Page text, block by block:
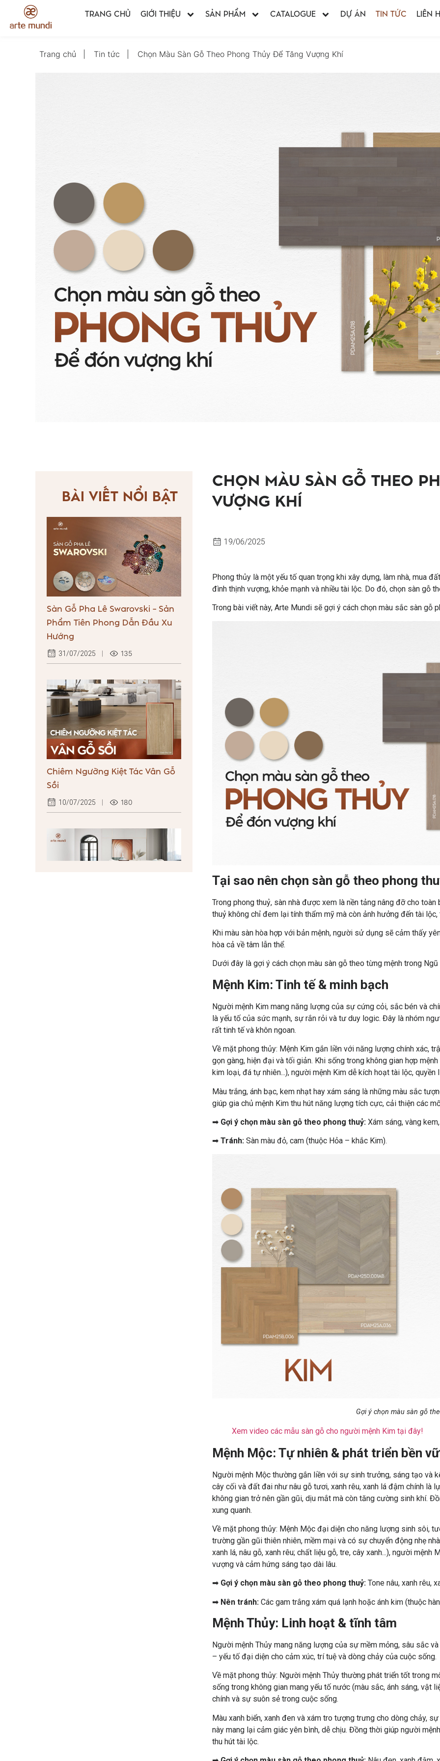
TRANG CHỦ GIỚI THIỆU SẢN PHẨM CATALOGUE DỰ ÁN TIN TỨC LIÊN
Trang chủ Tin tức Chọn Màu Sàn Gỗ Theo Phong Thủy Để Tăng Vượng Khí
BÀI VIẾT NỔI BẬT
Sàn Gỗ Pha Lê Swarovski – Sản
Phẩm Tiên Phong Dẫn Đầu Xu
Hướng
31/07/2025 135
Chiêm Ngưỡng Kiệt Tác Vân Gỗ
Sồi
10/07/2025 180
CHỌN MÀU SÀN GỖ THEO
VƯỢNG KHÍ
19/06/2025
Phong thủy là một yếu tố quan trọng khi xây dựng, làm nhà, mua
đình thịnh vượng, khỏe mạnh và nhiều tài lộc. Do đó, chọn sàn gỗ
Trong bài viết này, Arte Mundi sẽ gợi ý cách chọn màu sắc sàn gỗ
Tại sao nên chọn sàn gỗ theo phong
Trong phong thuỷ, sàn nhà được xem là nền tảng nâng đỡ cho
thuỷ không chỉ đem lại tính thẩm mỹ mà còn ảnh hưởng đến tài
Khi màu sàn hòa hợp với bản mệnh, người sử dụng sẽ cảm thấy
hòa cả về tâm lẫn thể.
Dưới đây là gợi ý cách chọn màu sàn gỗ theo từng mệnh trong Ngũ
Mệnh Kim: Tinh tế & minh bạch
Người mệnh Kim mang năng lượng của sự cứng cỏi, sắc bén và
là yếu tố của sức mạnh, sự rắn rỏi và tư duy logic. Đây là nhóm
rất tinh tế và khôn ngoan.
Về mặt phong thủy: Mệnh Kim gắn liền với năng lượng chính xác,
gọn gàng, hiện đại và tối giản. Khi sống trong không gian hợp
kim loại, đá tự nhiên...), người mệnh Kim dễ kích hoạt tài lộc,
Màu trắng, ánh bạc, kem nhạt hay xám sáng là những màu sắc
giúp gia chủ mệnh Kim thu hút năng lượng tích cực, cải thiện các
➡ Gợi ý chọn màu sàn gỗ theo phong thuỷ: Xám sáng, vàng
➡ Tránh: Sàn màu đỏ, cam (thuộc Hỏa – khắc Kim).
Gợi ý chọn màu sàn gỗ
Xem video các mẫu sàn gỗ cho người mệnh Kim tại đây!
Mệnh Mộc: Tự nhiên & phát triển bền
Người mệnh Mộc thường gắn liền với sự sinh trưởng, sáng tạo và
cây cối và đất đai như nâu gỗ tươi, xanh rêu, xanh lá đậm chính là
không gian trở nên gần gũi, dịu mắt mà còn tăng cường sinh khí.
xung quanh.
Về mặt phong thủy: Mệnh Mộc đại diện cho năng lượng sinh sôi,
trường gần gũi thiên nhiên, mềm mại và có sự chuyển động nhẹ
xanh lá, nâu gỗ, xanh rêu; chất liệu gỗ, tre, cây xanh...), người
vượng và cảm hứng sáng tạo dài lâu.
➡ Gợi ý chọn màu sàn gỗ theo phong thuỷ: Tone nâu, xanh rêu,
➡ Nên tránh: Các gam trắng xám quá lạnh hoặc ánh kim (thuộc
Mệnh Thủy: Linh hoạt & tĩnh tâm
Người mệnh Thủy mang năng lượng của sự mềm mỏng, sâu sắc
– yếu tố đại diện cho cảm xúc, trí tuệ và dòng chảy của cuộc sống.
Về mặt phong thủy: Người mệnh Thủy thường phát triển tốt trong
sống trong không gian mang yếu tố nước (màu sắc, ánh sáng, vật
chính và sự suôn sẻ trong cuộc sống.
Màu xanh biển, xanh đen và xám tro tượng trưng cho dòng chảy,
này mang lại cảm giác yên bình, dễ chịu. Đồng thời giúp người
thu hút tài lộc.